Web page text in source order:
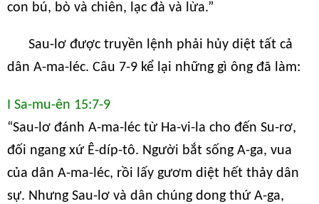
con bú, bò và chiên, lạc đà và lừa.”
Sau-lơ được truyền lệnh phải hủy diệt tất cả
dân A-ma-léc. Câu 7-9 kể lại những gì ông đã làm:
I Sa-mu-ên 15:7-9
“Sau-lơ đánh A-ma-léc từ Ha-vi-la cho đến Su-rơ,
đối ngang xứ Ê-díp-tô. Người bắt sống A-ga, vua
của dân A-ma-léc, rồi lấy gươm diệt hết thảy dân
sự. Nhưng Sau-lơ và dân chúng dong thứ A-ga,